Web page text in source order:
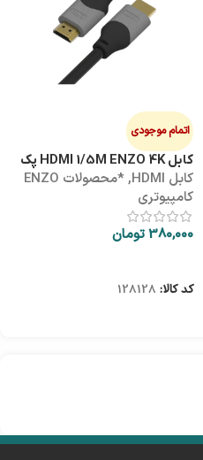
اتمام موجودی
کابل HDMI 1/5M ENZO 4K پک
طلقی
کابل HDMI ,
*محصولات ENZO
کامپیوتری
380,000تومان
کد کالا: 128128